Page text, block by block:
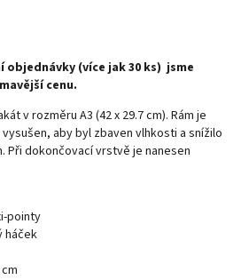
(více jak 30 ks) jsme
cenu.
v rozměru A3 (42 x 29.7 cm). Rám je
aby byl zbaven vlhkosti a snížilo
Při dokončovací vrstvě je nanesen
pointy
háček